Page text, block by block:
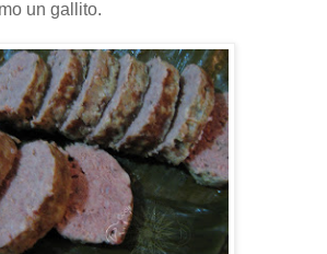
un gallito.